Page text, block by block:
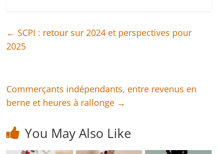
← SCPI : retour sur 2024 et perspectives pour
2025
Commerçants indépendants, entre revenus en
berne et heures à rallonge →
You May Also Like